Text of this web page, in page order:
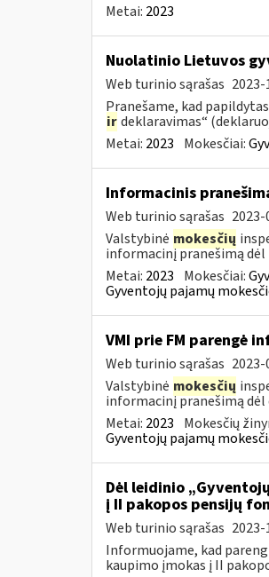
Metai: 2023
Nuolatinio Lietuvos
Web turinio sąrašas
Pranešame, kad
ir deklaravimas“
Metai: 2023 Mokesčiai:
Informacinis
Web turinio sąrašas
Valstybinė mokesčių
informacinį pranešimą
Metai: 2023 Mokesčiai:
Gyventojų pajamų
VMI prie FM parengė
Web turinio sąrašas
Valstybinė mokesčių
informacinį pranešimą dėl
Metai: 2023 Mokesčių
Gyventojų pajamų
Dėl leidinio
į II pakopos pensijų
Web turinio sąrašas
Informuojame, kad
kaupimo įmokas į II